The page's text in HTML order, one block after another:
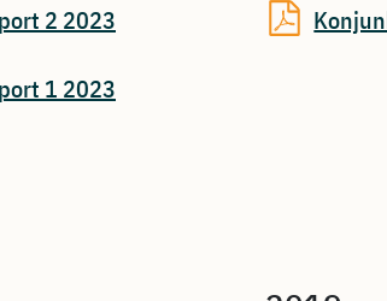
2 2023
1 2023